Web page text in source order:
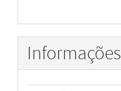
Informações